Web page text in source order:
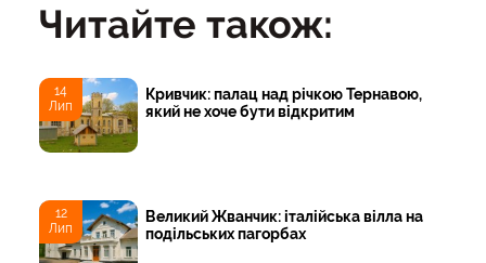
Читайте також:
14
Лип
Кривчик: палац над річкою Тернавою,
який не хоче бути відкритим
12
Лип
Великий Жванчик: італійська вілла на
подільських пагорбах